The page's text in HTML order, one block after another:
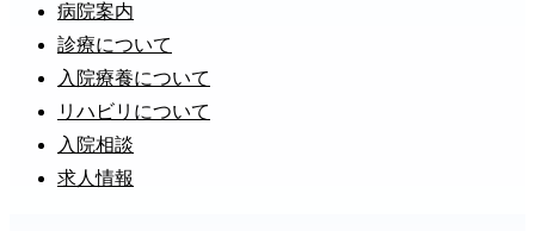
病院案内
診療について
入院療養について
リハビリについて
入院相談
求人情報